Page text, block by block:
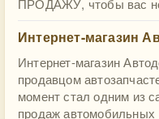
ПРОДАЖУ, чтобы вас
Интернет-магазин
Интернет-магазин
продавцом
момент стал одним из
продаж автомобильных